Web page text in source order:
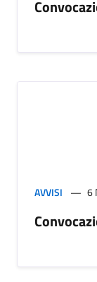
AVVISI 6